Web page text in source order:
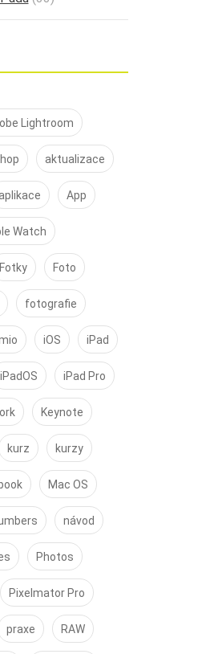
Lightroom
aktualizace
App
Watch
Fotky Foto
fotografie
iOS iPad
iPadOS iPad Pro
Keynote
kurz kurzy
Mac OS
návod
Photos
Pixelmator Pro
praxe RAW